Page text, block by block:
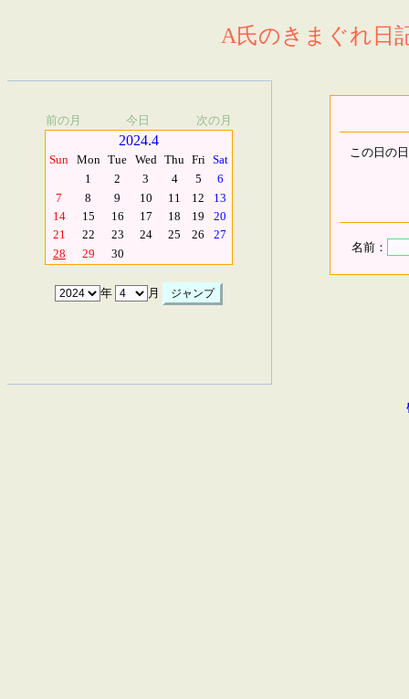
A氏のきまぐれ日
前の月 今日 次の月
2024.4
Sun Mon Tue Wed Thu Fri Sat
1
2 3 4 5
6
7
8 9 10 11 12
13
14
15 16 17 18 19
20
21
22 23 24 25 26
27
28
29 30
年 月
この日の
名前：